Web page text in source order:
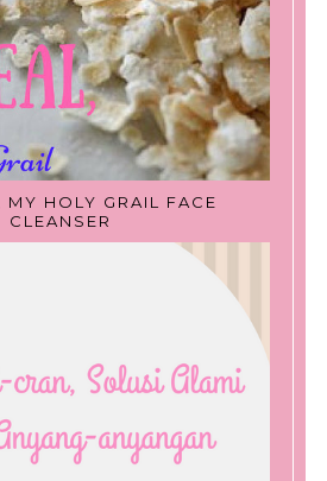
MY HOLY GRAIL FACE
CLEANSER